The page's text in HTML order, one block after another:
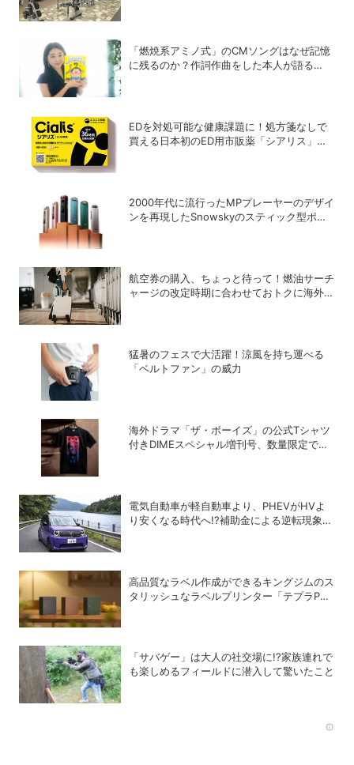
「燃焼系アミノ式」のCMソングはなぜ記憶
に残るのか？作詞作曲をした本人が語る
EDを対処可能な健康課題に！処方箋なしで
買える日本初のED用市販薬「シアリス」が
2000年代に流行ったMPプレーヤーのデザイ
ンを再現したSnowskyのスティック型ポー
航空券の購入、ちょっと待って！燃油サーチ
ャージの改定時期に合わせておトクに海外航
猛暑のフェスで大活躍！涼風を持ち運べる
「ベルトファン」の威力
海外ドラマ「ザ・ボーイズ」の公式Tシャツ
付きDIMEスペシャル増刊号、数量限定で発
電気自動車が軽自動車より、PHEVがHVよ
り安くなる時代へ!?補助金による逆転現象に
高品質なラベル作成ができるキングジムのス
タリッシュなラベルプリンター「テプラPRO
「サバゲー」は大人の社交場に!?家族連れで
も楽しめるフィールドに潜入して驚いたこと